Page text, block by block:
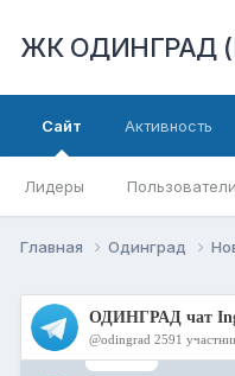
ЖК ОДИНГРАД
Сайт
Лидеры
Активность
Главная Одинград